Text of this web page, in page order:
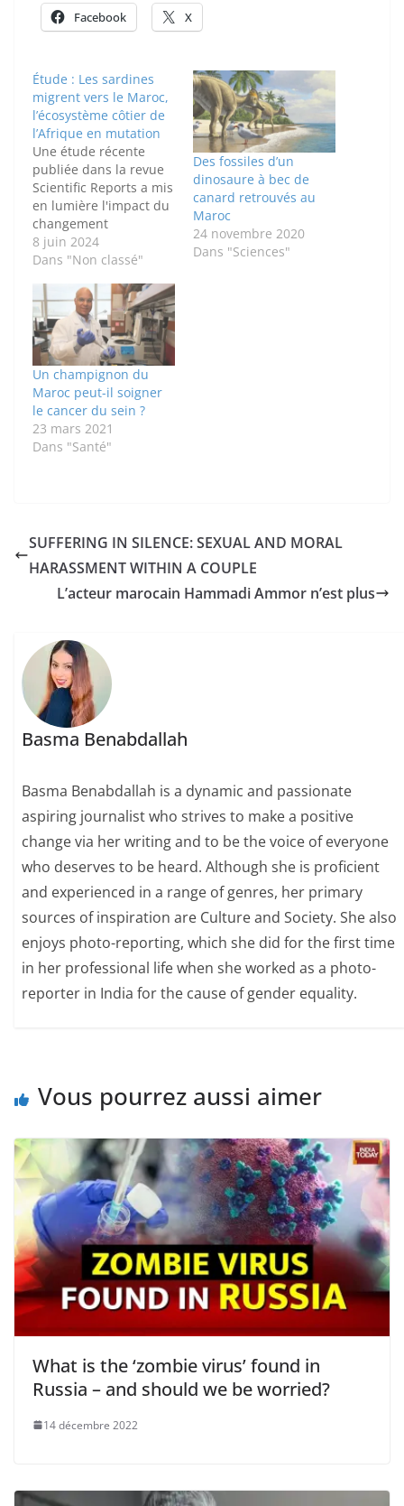
Facebook X
Étude : Les sardines
migrent vers le Maroc,
l’écosystème côtier de
l’Afrique en mutation
Une étude récente
publiée dans la revue
Scientific Reports a mis
en lumière l'impact du
changement
climatique sur la
répartition des petits
notamment les
sardines, le long des
côtes de l'Afrique du
Nord-Ouest. La
recherche, dirigée par
des scientifiques de
diverses institutions du
Sénégal, de France, de
Norvège,…
8 juin 2024
Dans "Non classé"
Des fossiles d’un
dinosaure à bec de
canard retrouvés au
Maroc
24 novembre 2020
Dans "Sciences"
Un champignon du
Maroc peut-il soigner
le cancer du sein ?
23 mars 2021
Dans "Santé"
SUFFERING IN SILENCE: SEXUAL AND MORAL
HARASSMENT WITHIN A COUPLE
L’acteur marocain Hammadi Ammor n’est plus
Basma Benabdallah
Basma Benabdallah is a dynamic and passionate
aspiring journalist who strives to make a positive
change via her writing and to be the voice of everyone
who deserves to be heard. Although she is proficient
and experienced in a range of genres, her primary
sources of inspiration are Culture and Society. She also
enjoys photo-reporting, which she did for the first time
in her professional life when she worked as a photo-
reporter in India for the cause of gender equality.
Vous pourrez aussi aimer
What is the ‘zombie virus’ found in
Russia – and should we be worried?
14 décembre 2022